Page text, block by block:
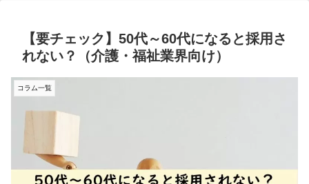
【要チェック】50代～60代になると採用さ
れない？（介護・福祉業界向け）
コラム一覧